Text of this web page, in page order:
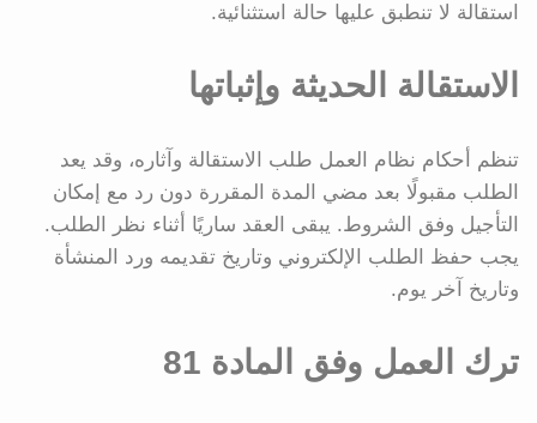
استقالة لا تنطبق عليها حالة استثنائية.
الاستقالة الحديثة وإثباتها
تنظم أحكام نظام العمل طلب الاستقالة وآثاره، وقد يعد
الطلب مقبولًا بعد مضي المدة المقررة دون رد مع إمكان
التأجيل وفق الشروط. يبقى العقد ساريًا أثناء نظر الطلب.
يجب حفظ الطلب الإلكتروني وتاريخ تقديمه ورد المنشأة
وتاريخ آخر يوم.
ترك العمل وفق المادة 81